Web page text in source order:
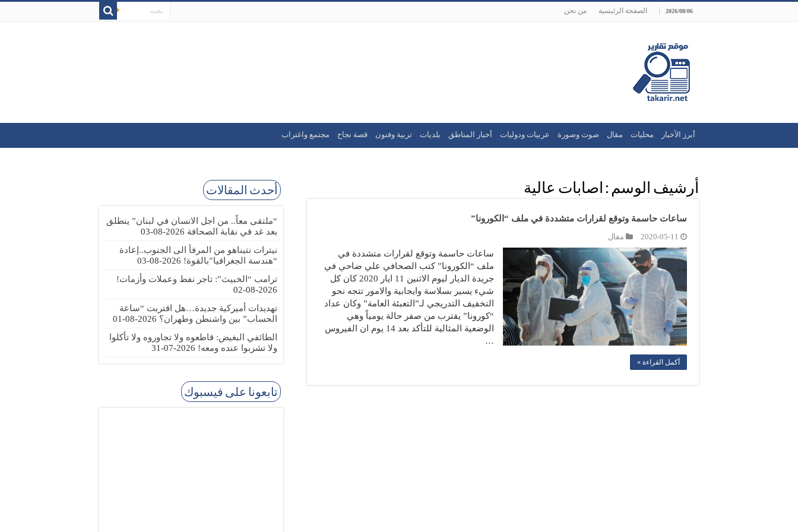
2026/08/06 الصفحة الرئيسية من نحن
أبرز الأخبار محليات مقال صوت وصورة عربيات ودوليات أخبار المناطق بلديات تربية وفنون قصة نجاح مجتمع واغتراب
أرشيف الوسم : اصابات عالية
ساعات حاسمة وتوقع لقرارات متشددة في ملف “الكورونا”
2020-05-11 مقال
ساعات حاسمة وتوقع لقرارات متشددة في
ملف “الكورونا” كتب الصحافي علي ضاحي في
جريدة الديار ليوم الاثنين 11 ايار 2020 كان كل
شيء يسير بسلاسة وايجابية والامور تتجه نحو
التخفيف التدريجي لـ”التعبئة العامة” وكان عداد
“كورونا” يقترب من صفر حالة يومياً وهي
الوضعية المثالية للتأكد بعد 14 يوم ان الفيروس
…
أكمل القراءة »
أحدث المقالات
“ملتقى معاً.. من اجل الانسان في لبنان” ينطلق
بعد غد في نقابة الصحافة 2026-08-03
نيترات نتيناهو من المرفأ الى الجنوب..إعادة
“هندسة الجغرافيا”بالقوة! 2026-08-03
ترامب “الخبيث”: تاجر نفط وعملات وأزمات!
2026-08-02
تهديدات أميركية جديدة…هل اقتربت “ساعة
الحساب” بين واشنطن وطهران؟ 2026-08-01
الطائفي البغيض: قاطعوه ولا تجاوروه ولا تأكلوا
ولا تشربوا عنده ومعه! 2026-07-31
تابعونا على فيسبوك